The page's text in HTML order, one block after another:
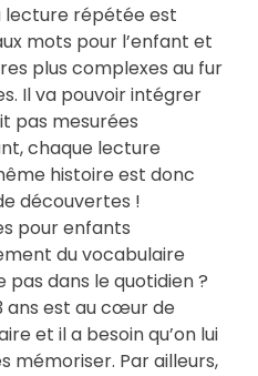
lecture répétée est
mots pour l’enfant et
plus complexes au fur
Il va pouvoir intégrer
pas mesurées
chaque lecture
histoire est donc
découvertes !
pour enfants
du vocabulaire
pas dans le quotidien ?
ans est au cœur de
et il a besoin qu’on lui
mémoriser. Par ailleurs,